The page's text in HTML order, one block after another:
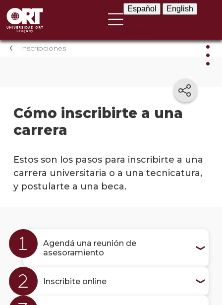
Español English
Inscripciones
Cómo inscribirte a una
carrera
a
Cómo
a un
curso
Estos son los pasos para inscribirte a una
carrera universitaria o a una tecnicatura,
y postularte a una beca.
Agendá una reunión de
asesoramiento
Inscribite online